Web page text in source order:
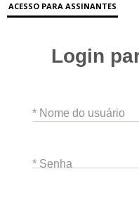
ACESSO PARA ASSINANTES
Login
* Nome do usuário
* Senha